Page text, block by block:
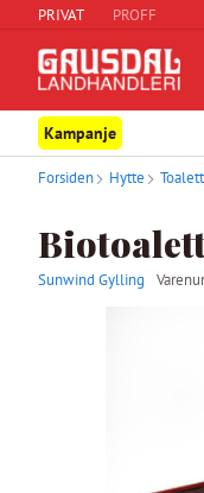
PRIVAT PROFF
Kampanje
Forsiden Hytte Toalett
Sunwind Gylling